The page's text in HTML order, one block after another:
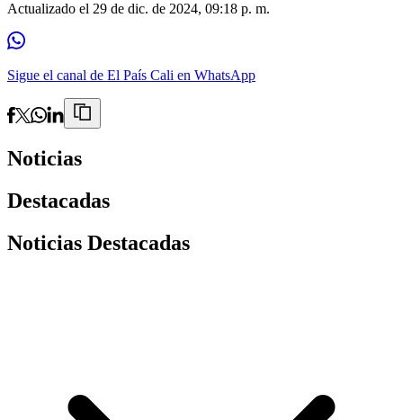
Actualizado el 29 de dic. de 2024, 09:18 p. m.
Sigue el canal de El País Cali en WhatsApp
Noticias
Destacadas
Noticias Destacadas